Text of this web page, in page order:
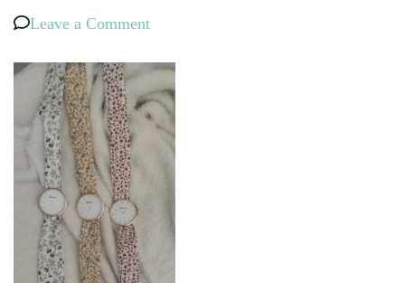
Leave a Commenton